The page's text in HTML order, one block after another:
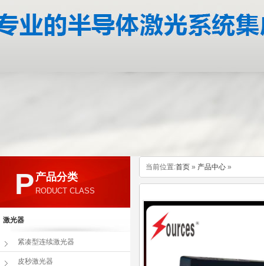
当前位置:首页 » 产品中心 »
P 产品分类
RODUCT CLASS
激光器
紧凑型连续激光器
皮秒激光器